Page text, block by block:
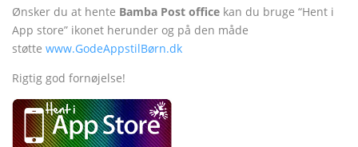
Ønsker du at hente Bamba Post office kan du bruge “Hent i
App store” ikonet herunder og på den måde
støtte www.GodeAppstilBørn.dk
Rigtig god fornøjelse!